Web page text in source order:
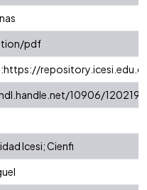
pdf
10906/120219
Icesi; Cienfi